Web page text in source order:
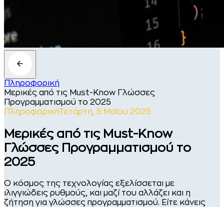
Πληροφορική
Μερικές από τις Must-Know Γλώσσες
Προγραμματισμού το 2025
ΠληροφορικήΤετάρτη, 5 Μαϊου 2025
Μερικές από τις Must-Know
Γλώσσες Προγραμματισμού το
2025
Ο κόσμος της τεχνολογίας εξελίσσεται με
ιλιγγιώδεις ρυθμούς, και μαζί του αλλάζει και η
ζήτηση για γλώσσες προγραμματισμού. Είτε κάνεις